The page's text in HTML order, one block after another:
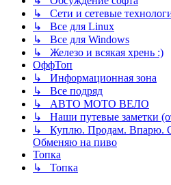
↳ Сети и сетевые
↳ Все для Linux
↳ Все для Windows
↳ Железо и всякая хрень :)
ОффТоп
↳ Информационная зона
↳ Все подряд
↳ АВТО МОТО ВЕЛО
↳ Наши путевые заметки
↳ Куплю. Продам. Впарю.
Обменяю на пиво
Топка
↳ Топка